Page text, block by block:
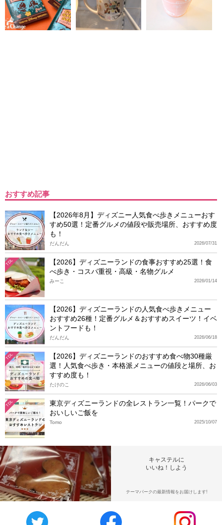
おすすめ記事
【2026年8月】ディズニー人気食べ歩きメニューおす
すめ50選！定番グルメの値段や販売場所、おすすめ度
も！
2026/07/31
だんだん
TDL
【2026】ディズニーランドの食事おすすめ25選！食
べ歩き・コスパ重視・高級・名物グルメ
2026/01/14
みーこ
【2026】ディズニーランドの人気食べ歩きメニュー
おすすめ26種！定番グルメ＆おすすめスイーツ！イベ
ントフードも！
2026/06/18
だんだん
TDL
【2026】ディズニーランドのおすすめ食べ物30種厳
選！人気食べ歩き・本格派メニューの値段と場所、お
すすめ度も！
2026/06/03
たけのこ
TDL
東京ディズニーランドの全レストラン一覧！パークで
おいしいご飯を
2025/10/07
Tomo
キャステルに
いいね！しよう
テーマパークの最新情報をお届けします!